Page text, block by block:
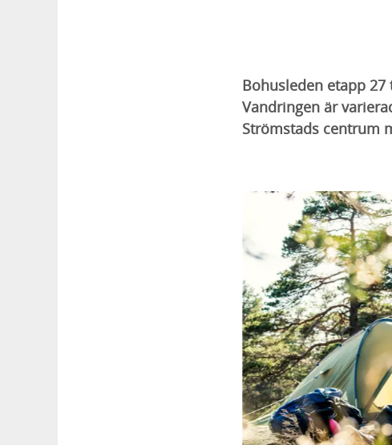
Bohusleden etapp
Vandringen är
Strömstads centrum